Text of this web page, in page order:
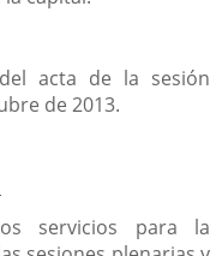
acta de la sesión
de 2013.
servicios para la